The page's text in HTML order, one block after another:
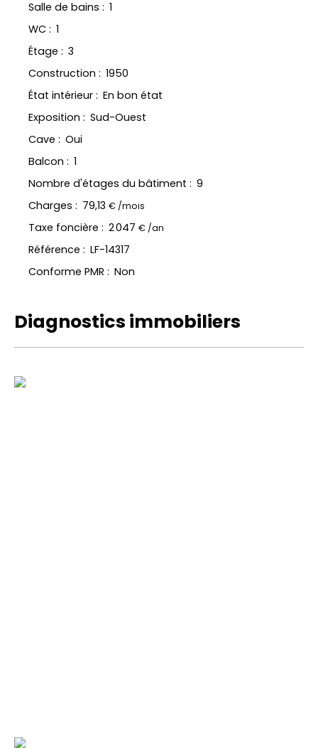
Salle de bains : 1
WC : 1
Étage : 3
Construction : 1950
État intérieur : En bon état
Exposition : Sud-Ouest
Cave : Oui
Balcon : 1
Nombre d'étages du bâtiment : 9
Charges : 79,13 € /mois
Taxe foncière : 2 047 € /an
Référence : LF-14317
Conforme PMR : Non
Diagnostics immobiliers